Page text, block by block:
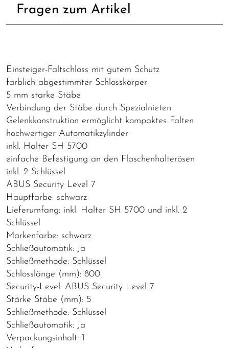
Fragen zum Artikel
Einsteiger-Faltschloss mit gutem Schutz
farblich abgestimmter Schlosskörper
5 mm starke Stäbe
Verbindung der Stäbe durch Spezialnieten
Gelenkkonstruktion ermöglicht kompaktes Falten
hochwertiger Automatikzylinder
inkl. Halter SH 5700
einfache Befestigung an den Flaschenhalterösen
inkl. 2 Schlüssel
ABUS Security Level 7
Hauptfarbe: schwarz
Lieferumfang: inkl. Halter SH 5700 und inkl. 2
Schlüssel
Markenfarbe: schwarz
Schließautomatik: Ja
Schließmethode: Schlüssel
Schlosslänge (mm): 800
Security-Level: ABUS Security Level 7
Stärke Stäbe (mm): 5
Schließmethode: Schlüssel
Schließautomatik: Ja
Verpackungsinhalt: 1